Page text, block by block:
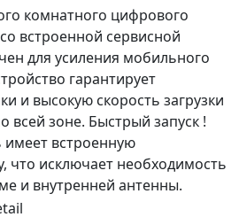
комнатного цифрового
встроенной сервисной
для усиления мобильного
гарантирует
и высокую скорость загрузки
всей зоне. Быстрый запуск !
встроенную
что исключает необходимость
и внутренней антенны.